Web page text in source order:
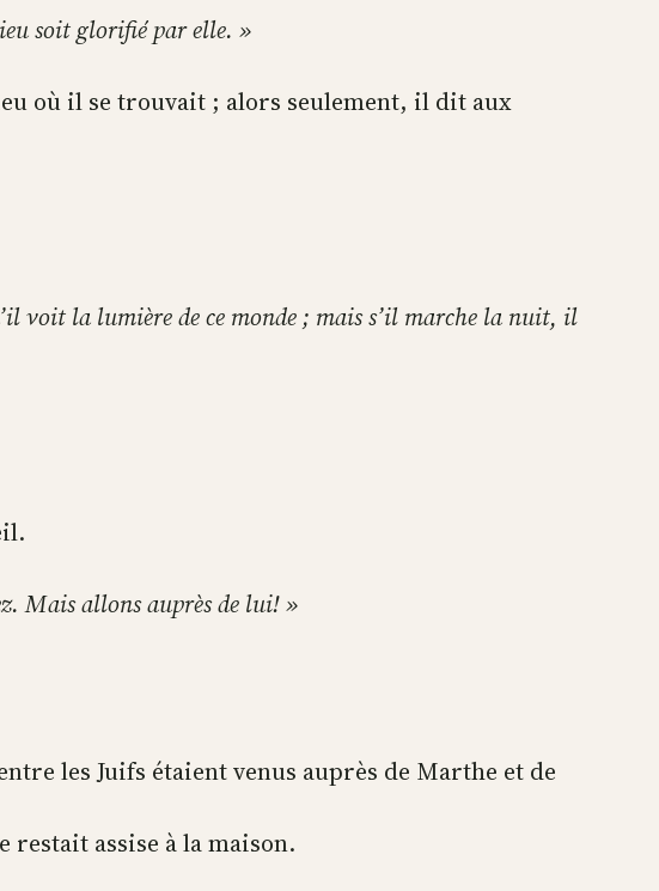
soit glorifié par elle. »
où il se trouvait ; alors seulement, il dit aux
voit la lumière de ce monde ; mais s’il marche la nuit, il
Mais allons auprès de lui! »
les Juifs étaient venus auprès de Marthe et de
assise à la maison.